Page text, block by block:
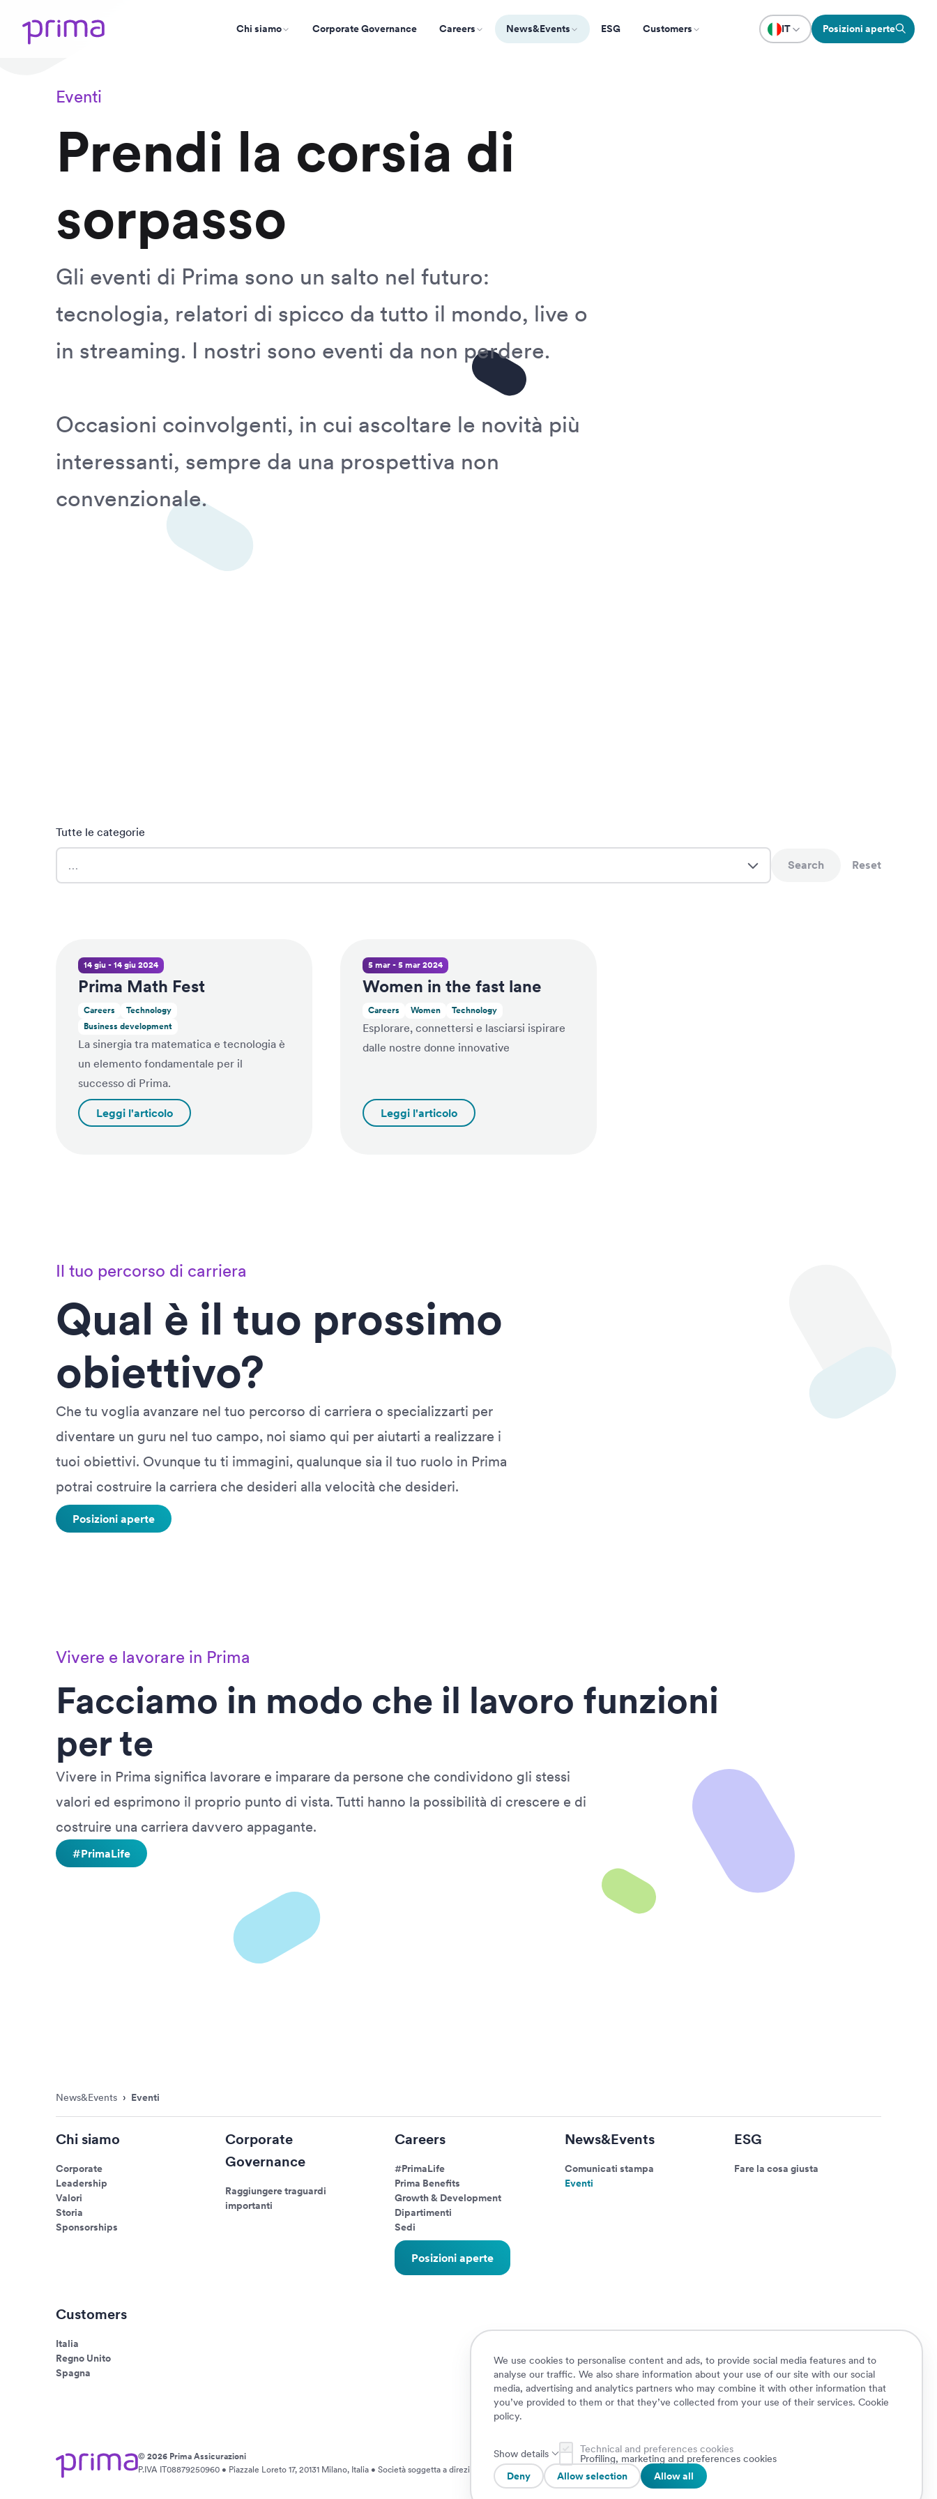
We use cookies to personalise content and ads, to provide social media features and to
analyse our traffic. We also share information about your use of our site with our social
media, advertising and analytics partners who may combine it with other information that
you’ve provided to them or that they’ve collected from your use of their services. Cookie
policy.
Show details
Technical and preferences cookies
Profiling, marketing and preferences cookies
Deny
Allow selection Allow all
Chi siamo Corporate Governance Careers News&Events ESG Customers IT Posizioni aperte
Eventi
Prendi la corsia di
sorpasso
Gli eventi di Prima sono un salto nel futuro:
tecnologia, relatori di spicco da tutto il mondo, live o
in streaming. I nostri sono eventi da non perdere.
Occasioni coinvolgenti, in cui ascoltare le novità più
interessanti, sempre da una prospettiva non
convenzionale.
Tutte le categorie
Search Reset
14 giu - 14 giu 2024
Prima Math Fest
Careers
Technology
Business development
La sinergia tra matematica e tecnologia è
un elemento fondamentale per il
successo di Prima.
Leggi l'articolo
5 mar - 5 mar 2024
Women in the fast lane
Careers Women Technology
Esplorare, connettersi e lasciarsi ispirare
dalle nostre donne innovative
Leggi l'articolo
Il tuo percorso di carriera
Qual è il tuo prossimo
obiettivo?
Che tu voglia avanzare nel tuo percorso di carriera o specializzarti per
diventare un guru nel tuo campo, noi siamo qui per aiutarti a realizzare i
tuoi obiettivi. Ovunque tu ti immagini, qualunque sia il tuo ruolo in Prima
potrai costruire la carriera che desideri alla velocità che desideri.
Posizioni aperte
Vivere e lavorare in Prima
Facciamo in modo che il lavoro funzioni
per te
Vivere in Prima significa lavorare e imparare da persone che condividono gli stessi
valori ed esprimono il proprio punto di vista. Tutti hanno la possibilità di crescere e di
costruire una carriera davvero appagante.
#PrimaLife
News&Events › Eventi
Chi siamo
Corporate
Leadership
Valori
Storia
Sponsorships
Corporate
Governance
Raggiungere traguardi
importanti
Careers
#PrimaLife
Prima Benefits
Growth & Development
Dipartimenti
Sedi
Posizioni aperte
News&Events
Comunicati stampa
Eventi
ESG
Fare la cosa giusta
Customers
Italia
Regno Unito
Spagna
© 2026 Prima Assicurazioni
P.IVA IT08879250960 • Piazzale Loreto 17, 20131 Milano, Italia • Società soggetta a direzione e coordinamento da parte di AXA S.A.
Cookie Policy Privacy Policy